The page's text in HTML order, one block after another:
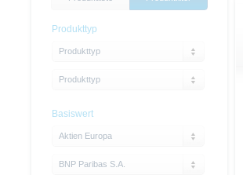
Produkttyp
Produkttyp
Produkttyp
Basiswert
Aktien Europa
BNP Paribas S.A.